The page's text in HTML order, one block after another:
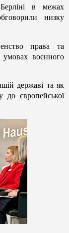
в межах
низку
права та
умовах воєнного
державі та як
до європейської